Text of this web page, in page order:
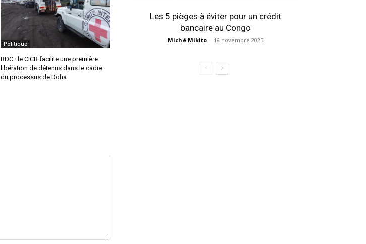
Politique
RDC : le CICR facilite une première
libération de détenus dans le cadre
du processus de Doha
Les 5 pièges à éviter pour un crédit
bancaire au Congo
Miché Mikito - 18 novembre 2025